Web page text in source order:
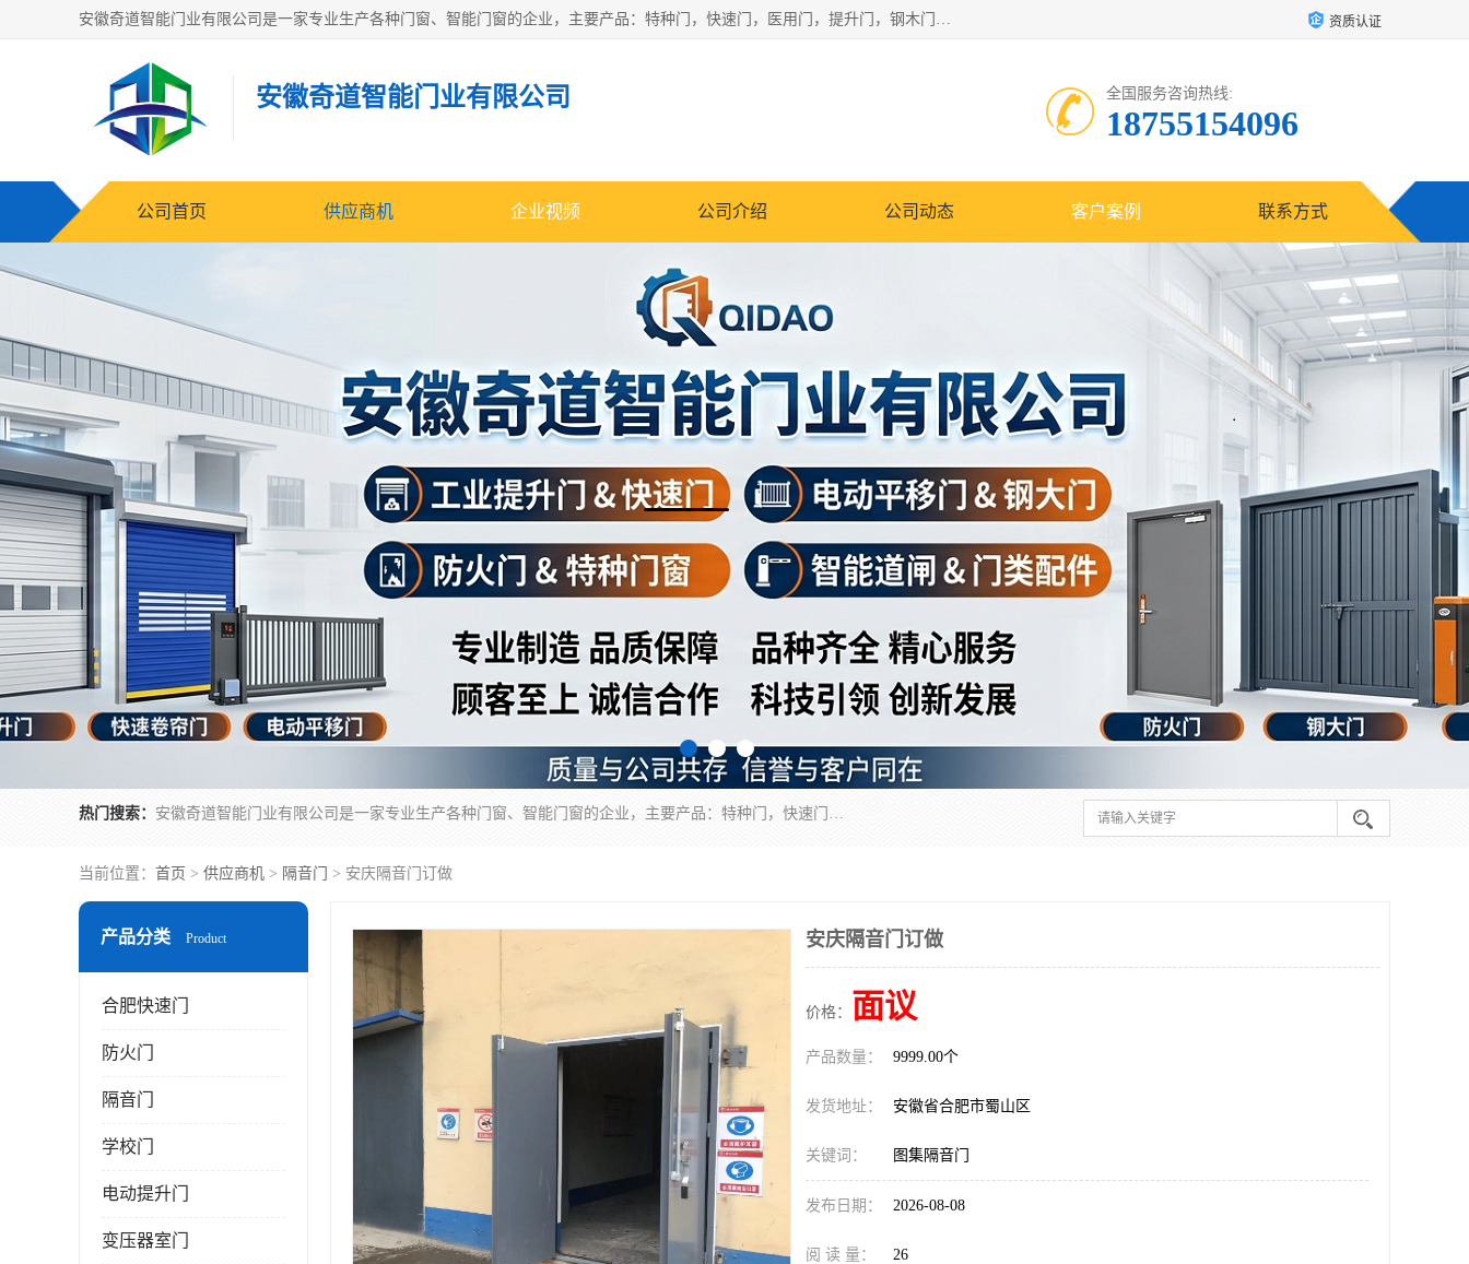
安徽奇道智能门业有限公司是一家专业生产各种门窗、智能门窗的企业，主要产品：特种门，快速门，医用门，提升门，钢木门，智能道闸，钢大门，平移门，卷帘门，保温门，钢制自由门，防火门等，欢迎前来咨询采购。 资质认证
安徽奇道智能门业有限公司 全国服务咨询热线:
18755154096
公司首页 供应商机 企业视频 公司介绍 公司动态 客户案例 联系方式
热门搜索： 安徽奇道智能门业有限公司是一家专业生产各种门窗、智能门窗的企业，主要产品：特种门，快速门，医用门，提升门，钢木门，智能道闸，钢大门，平移门，卷帘门，保温门，钢制自由门，防火门等，欢迎前来咨询采购。
当前位置： 首页 > 供应商机 > 隔音门 > 安庆隔音门订做
产品分类 Product
合肥快速门
防火门
隔音门
学校门
电动提升门
变压器室门
安庆隔音门订做
价格： 面议
产品数量： 9999.00个
发货地址： 安徽省合肥市蜀山区
关键词： 图集隔音门
发布日期： 2026-08-08
阅 读 量： 26